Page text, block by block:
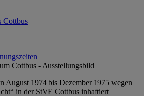
Cottbus
August 1974 bis Dezember 1975 wegen
in der StVE Cottbus inhaftiert